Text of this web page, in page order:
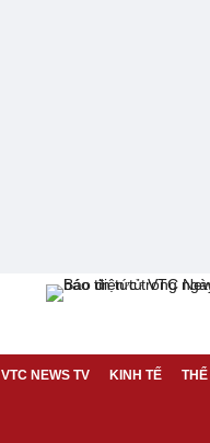
VTC NEWS TV KINH TẾ